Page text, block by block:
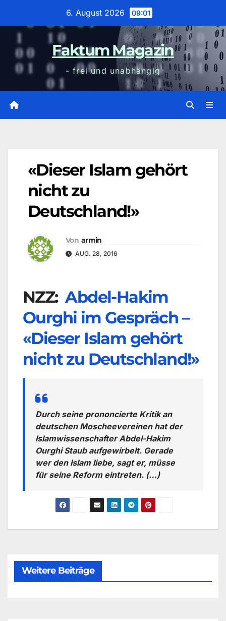
6. August 2026 09:01
Faktum Magazin
- frei und unabhängig
«Dieser Islam gehört
nicht zu
Deutschland!»
Von armin
AUG. 28, 2016
NZZ:Abdel-Hakim
Ourghi im Gespräch –
«Dieser Islam gehört
nicht zu Deutschland!»
Durch seine prononcierte Kritik an
deutschen Moscheevereinen hat der
Islamwissenschafter Abdel-Hakim
Ourghi Staub aufgewirbelt. Gerade
wer den Islam liebe, sagt er, müsse
für seine Reform eintreten. (…)
Weitere Beiträge